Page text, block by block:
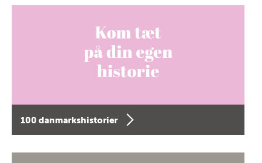
100 danmarkshistorier